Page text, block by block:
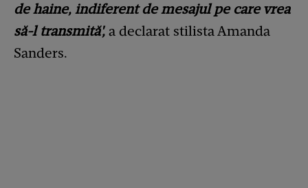
de haine, indiferent de mesajul pe care vrea
să-l transmită', a declarat stilista Amanda
Sanders.